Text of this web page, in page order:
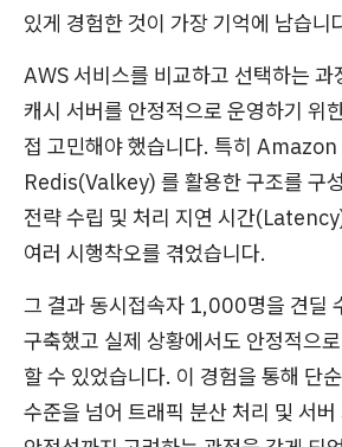
있게 경험한 것이 가장 기억에 남습니
AWS 서비스를 비교하고 선택하는 과
캐시 서버를 안정적으로 운영하기 위
접 고민해야 했습니다. 특히
Redis(Valkey) 를 활용한 구조를 구
전략 수립 및 처리 지연 시간
여러 시행착오를 겪었습니다.
그 결과 동시접속자 1,000명을 견딜
구축했고 실제 상황에서도 안정적으
할 수 있었습니다. 이 경험을 통해 단
수준을 넘어 트래픽 분산 처리 및 서